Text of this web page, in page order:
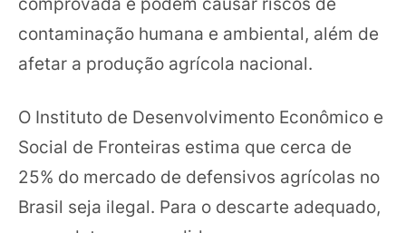
contaminação humana e ambiental, além de
afetar a produção agrícola nacional.
O Instituto de Desenvolvimento Econômico e
Social de Fronteiras estima que cerca de
25% do mercado de defensivos agrícolas no
Brasil seja ilegal. Para o descarte adequado,